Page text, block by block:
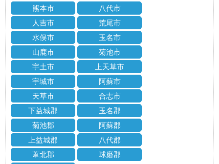
熊本市
八代市
人吉市
荒尾市
水俣市
玉名市
山鹿市
菊池市
宇土市
上天草市
宇城市
阿蘇市
天草市
合志市
下益城郡
玉名郡
菊池郡
阿蘇郡
上益城郡
八代郡
葦北郡
球磨郡